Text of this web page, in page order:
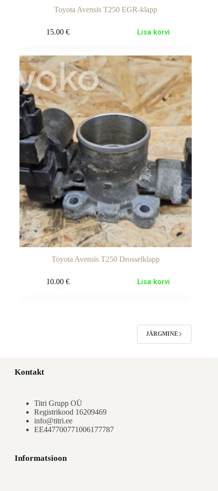
Toyota Avensis T250 EGR-klapp
15.00 € Lisa korvi
Toyota Avensis T250 Drosselklapp
10.00 € Lisa korvi
JÄRGMINE
Kontakt
Titri Grupp OÜ
Registrikood 16209469
info@titri.ee
EE447700771006177787
Informatsioon